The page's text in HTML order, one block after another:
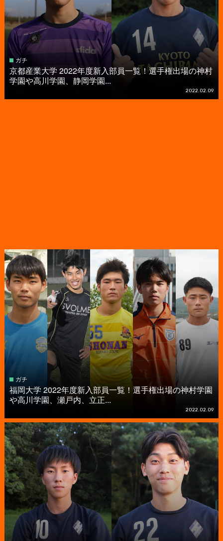
ガチ
京都産業大学 2022年度新入部員一覧！選手権出場の神村
学園や高川学園、静岡学園...
2022.02.09
ガチ
福岡大学 2022年度新入部員一覧！選手権出場の神村学園
や高川学園、瀬戸内、立正...
2022.02.09